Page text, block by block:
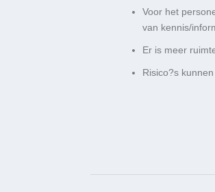
Voor het
van kennis/
Er is meer
Risico?s